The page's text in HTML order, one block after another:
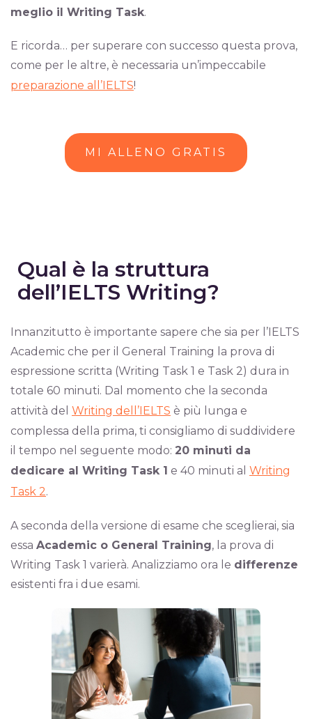
meglio il Writing Task.
E ricorda… per superare con successo questa prova,
come per le altre, è necessaria un’impeccabile
preparazione all’IELTS!
MI ALLENO GRATIS
Qual è la struttura
dell’IELTS Writing?
Innanzitutto è importante sapere che sia per l’IELTS
Academic che per il General Training la prova di
espressione scritta (Writing Task 1 e Task 2) dura in
totale 60 minuti. Dal momento che la seconda
attività del Writing dell’IELTS è più lunga e
complessa della prima, ti consigliamo di suddividere
il tempo nel seguente modo: 20 minuti da
dedicare al Writing Task 1 e 40 minuti al Writing
Task 2.
A seconda della versione di esame che sceglierai, sia
essa Academic o General Training, la prova di
Writing Task 1 varierà. Analizziamo ora le differenze
esistenti fra i due esami.